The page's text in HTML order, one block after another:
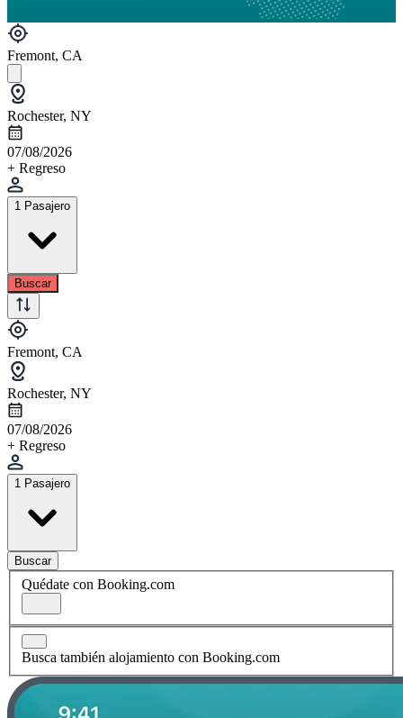
Fremont, CA
Rochester, NY
07/08/2026
+ Regreso
1 Pasajero
Buscar
Fremont, CA
Rochester, NY
07/08/2026
+ Regreso
1 Pasajero
Buscar
Quédate con Booking.com
Busca también alojamiento con Booking.com